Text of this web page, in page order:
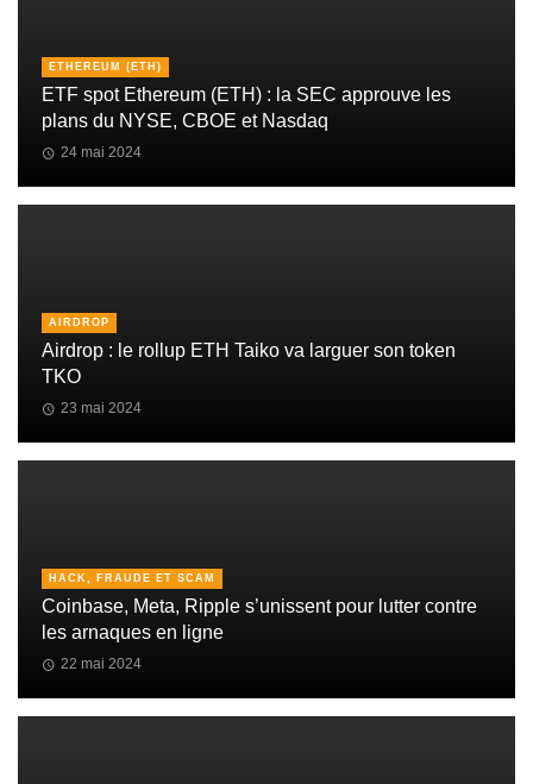
ETHEREUM (ETH)
ETF spot Ethereum (ETH) : la SEC approuve les
plans du NYSE, CBOE et Nasdaq
24 mai 2024
AIRDROP
Airdrop : le rollup ETH Taiko va larguer son token
TKO
23 mai 2024
HACK, FRAUDE ET SCAM
Coinbase, Meta, Ripple s’unissent pour lutter contre
les arnaques en ligne
22 mai 2024